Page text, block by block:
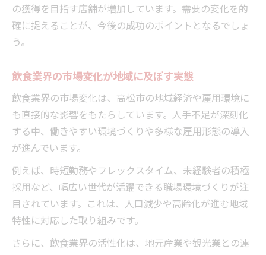
の獲得を目指す店舗が増加しています。需要の変化を的
確に捉えることが、今後の成功のポイントとなるでしょ
う。
飲食業界の市場変化が地域に及ぼす実態
飲食業界の市場変化は、高松市の地域経済や雇用環境に
も直接的な影響をもたらしています。人手不足が深刻化
する中、働きやすい環境づくりや多様な雇用形態の導入
が進んでいます。
例えば、時短勤務やフレックスタイム、未経験者の積極
採用など、幅広い世代が活躍できる職場環境づくりが注
目されています。これは、人口減少や高齢化が進む地域
特性に対応した取り組みです。
さらに、飲食業界の活性化は、地元産業や観光業との連